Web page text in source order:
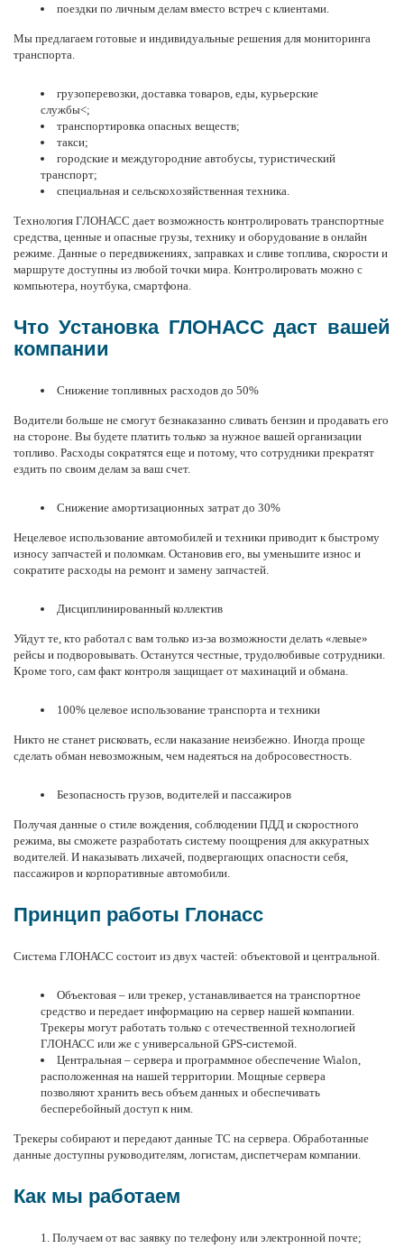
поездки по личным делам вместо встреч с клиентами.
Мы предлагаем готовые и индивидуальные решения для мониторинга
транспорта.
грузоперевозки, доставка товаров, еды, курьерские
службы<;
транспортировка опасных веществ;
такси;
городские и междугородние автобусы, туристический
транспорт;
специальная и сельскохозяйственная техника.
Технология ГЛОНАСС дает возможность контролировать транспортные
средства, ценные и опасные грузы, технику и оборудование в онлайн
режиме. Данные о передвижениях, заправках и сливе топлива, скорости и
маршруте доступны из любой точки мира. Контролировать можно с
компьютера, ноутбука, смартфона.
Что Установка ГЛОНАСС даст вашей
компании
Снижение топливных расходов до 50%
Водители больше не смогут безнаказанно сливать бензин и продавать его
на стороне. Вы будете платить только за нужное вашей организации
топливо. Расходы сократятся еще и потому, что сотрудники прекратят
ездить по своим делам за ваш счет.
Снижение амортизационных затрат до 30%
Нецелевое использование автомобилей и техники приводит к быстрому
износу запчастей и поломкам. Остановив его, вы уменьшите износ и
сократите расходы на ремонт и замену запчастей.
Дисциплинированный коллектив
Уйдут те, кто работал с вам только из-за возможности делать «левые»
рейсы и подворовывать. Останутся честные, трудолюбивые сотрудники.
Кроме того, сам факт контроля защищает от махинаций и обмана.
100% целевое использование транспорта и техники
Никто не станет рисковать, если наказание неизбежно. Иногда проще
сделать обман невозможным, чем надеяться на добросовестность.
Безопасность грузов, водителей и пассажиров
Получая данные о стиле вождения, соблюдении ПДД и скоростного
режима, вы сможете разработать систему поощрения для аккуратных
водителей. И наказывать лихачей, подвергающих опасности себя,
пассажиров и корпоративные автомобили.
Принцип работы Глонасс
Система ГЛОНАСС состоит из двух частей: объектовой и центральной.
Объектовая – или трекер, устанавливается на транспортное
средство и передает информацию на сервер нашей компании.
Трекеры могут работать только с отечественной технологией
ГЛОНАСС или же с универсальной GPS-системой.
Центральная – сервера и программное обеспечение Wialon,
расположенная на нашей территории. Мощные сервера
позволяют хранить весь объем данных и обеспечивать
бесперебойный доступ к ним.
Трекеры собирают и передают данные ТС на сервера. Обработанные
данные доступны руководителям, логистам, диспетчерам компании.
Как мы работаем
Получаем от вас заявку по телефону или электронной почте;